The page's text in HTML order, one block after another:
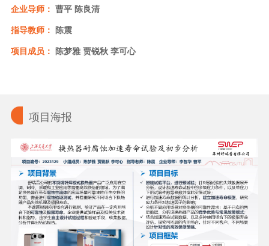
企业导师： 曹平 陈良清
指导教师： 陈震
项目成员： 陈梦雅 贾锐秋 李可心
项目海报